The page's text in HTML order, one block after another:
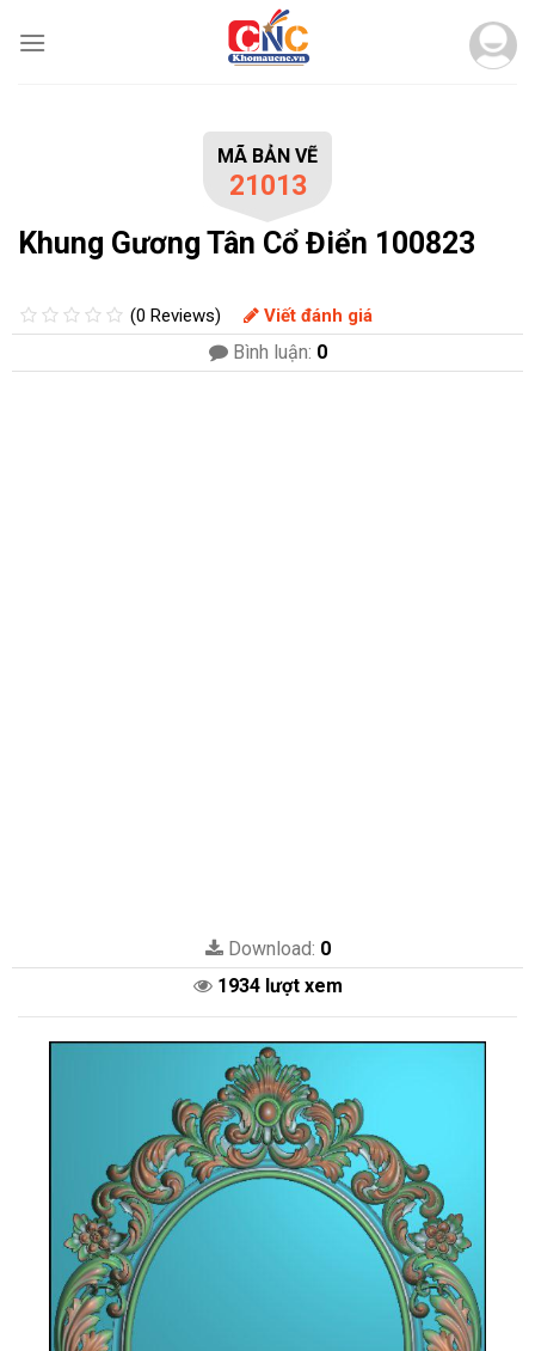
MÃ BẢN VẼ
21013
Khung Gương Tân Cổ Điển 100823
(0 Reviews) Viết đánh giá
Bình luận: 0
Download: 0
1934 lượt xem